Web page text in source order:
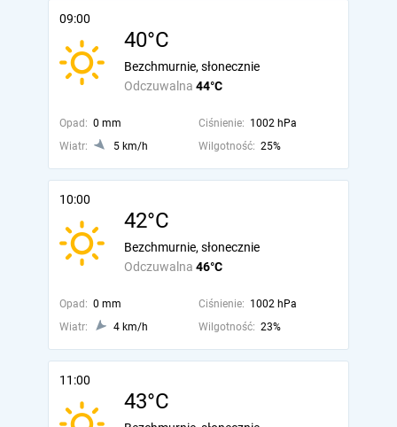
09:00
40°C
Odczuwalna 44°C
Bezchmurnie, słonecznie
Opad: 0 mm Ciśnienie: 1002 hPa
Wiatr:
5 km/h Wilgotność: 25%
10:00
42°C
Odczuwalna 46°C
Bezchmurnie, słonecznie
Opad: 0 mm Ciśnienie: 1002 hPa
Wiatr:
4 km/h Wilgotność: 23%
11:00
43°C